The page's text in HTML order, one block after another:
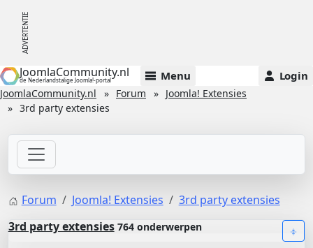
JoomlaCommunity.nl
de Nederlandstalige Joomla!-portal Menu Login
JoomlaCommunity.nl Forum
Joomla! Extensies
3rd party extensies
Forum Joomla! Extensies
3rd party extensies
3rd party extensies 764 onderwerpen